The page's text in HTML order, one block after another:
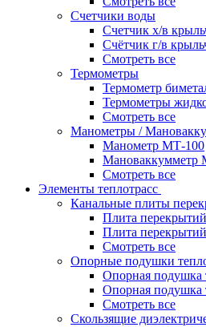
Счетчики воды
Счетчик х/в
Счётчик г/в
Смотреть все
Термометры
Термометр
Термометры
Смотреть все
Манометры /
Манометр МТ-100
Мановаккумметр
Смотреть все
Элементы теплотрасс
Канальные плиты
Плита
Плита
Смотреть все
Опорные подушки
Опорная подушка
Опорная подушка
Смотреть все
Скользящие